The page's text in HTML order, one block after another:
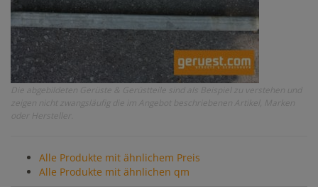
Die abgebildeten Gerüste & Gerüstteile sind als Beispiel zu verstehen und
zeigen nicht zwangsläufig die im Angebot beschriebenen Artikel, Marken
oder Hersteller.
Alle Produkte mit ähnlichem Preis
Alle Produkte mit ähnlichen qm